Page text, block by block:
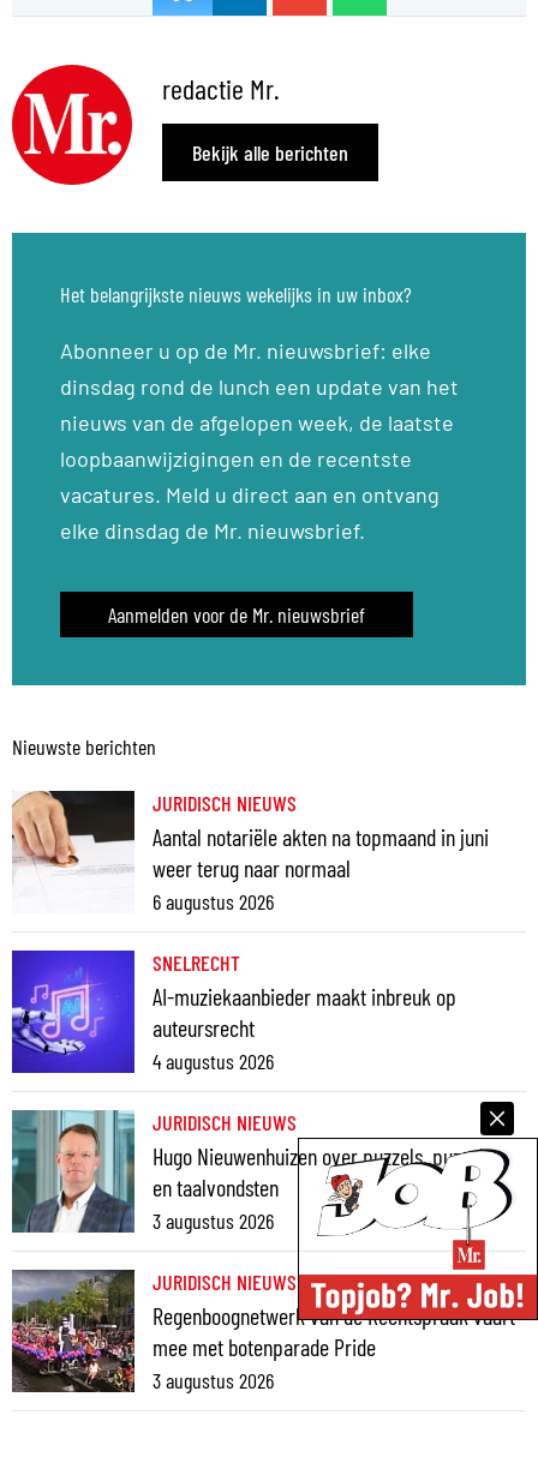
redactie Mr.
Bekijk alle berichten
Het belangrijkste nieuws wekelijks in uw inbox?
Abonneer u op de Mr. nieuwsbrief: elke
dinsdag rond de lunch een update van het
nieuws van de afgelopen week, de laatste
loopbaanwijzigingen en de recentste
vacatures. Meld u direct aan en ontvang
elke dinsdag de Mr. nieuwsbrief.
Aanmelden voor de Mr. nieuwsbrief
Nieuwste berichten
JURIDISCH NIEUWS
Aantal notariële akten na topmaand in juni
weer terug naar normaal
6 augustus 2026
SNELRECHT
AI-muziekaanbieder maakt inbreuk op
auteursrecht
4 augustus 2026
JURIDISCH NIEUWS
Hugo Nieuwenhuizen over puzzels, puzzelen
en taalvondsten
3 augustus 2026
JURIDISCH NIEUWS
Regenboognetwerk van de Rechtspraak vaart
mee met botenparade Pride
3 augustus 2026